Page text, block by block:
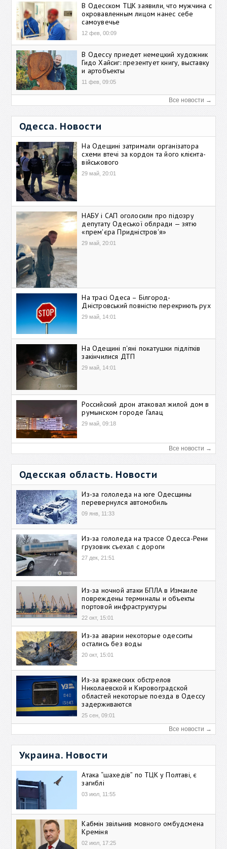
В Одесском ТЦК заявили, что мужчина с
окровавленным лицом нанес себе
самоувечье
12 фев, 00:09
В Одессу приедет немецкий художник
Гидо Хайсиг: презентует книгу, выставку
и артобъекты
11 фев, 09:05
Все новости →
Одесса. Новости
На Одещині затримали організатора
схеми втечі за кордон та його клієнта-
військового
29 май, 20:01
НАБУ і САП оголосили про підозру
депутату Одеської облради — зятю
«прем'єра Придністров'я»
29 май, 20:01
На трасі Одеса – Білгород-
Дністровський повністю перекриють рух
29 май, 14:01
На Одещині п'яні покатушки підлітків
закінчилися ДТП
29 май, 14:01
Российский дрон атаковал жилой дом в
румынском городе Галац
29 май, 09:18
Все новости →
Одесская область. Новости
Из-за гололеда на юге Одесщины
перевернулся автомобиль
09 янв, 11:33
Из-за гололеда на трассе Одесса-Рени
грузовик съехал с дороги
27 дек, 21:51
Из-за ночной атаки БПЛА в Измаиле
повреждены терминалы и объекты
портовой инфраструктуры
22 окт, 15:01
Из-за аварии некоторые одесситы
остались без воды
20 окт, 15:01
Из-за вражеских обстрелов
Николаевской и Кировоградской
областей некоторые поезда в Одессу
задерживаются
25 сен, 09:01
Все новости →
Украина. Новости
Атака “шахедів” по ТЦК у Полтаві, є
загиблі
03 июл, 11:55
Кабмін звільнив мовного омбудсмена
Креміня
02 июл, 17:25